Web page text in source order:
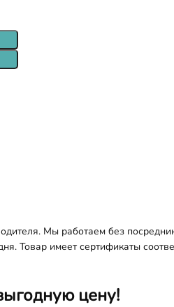
Мы работаем без
Товар имеет сертификаты
цену!